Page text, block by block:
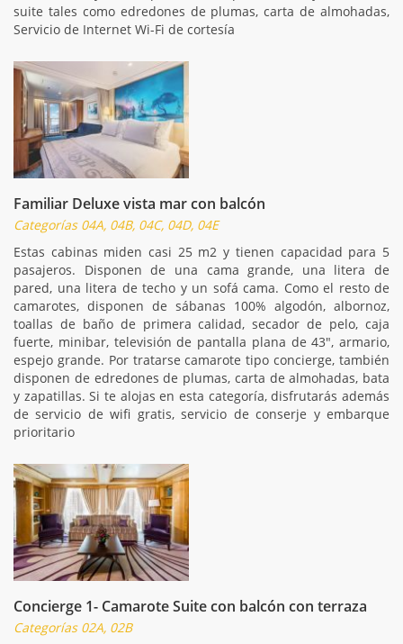
suite tales como edredones de plumas, carta de almohadas,
Servicio de Internet Wi-Fi de cortesía
Familiar Deluxe vista mar con balcón
Categorías 04A, 04B, 04C, 04D, 04E
Estas cabinas miden casi 25 m2 y tienen capacidad para 5
pasajeros. Disponen de una cama grande, una litera de
pared, una litera de techo y un sofá cama. Como el resto de
camarotes, disponen de sábanas 100% algodón, albornoz,
toallas de baño de primera calidad, secador de pelo, caja
fuerte, minibar, televisión de pantalla plana de 43", armario,
espejo grande. Por tratarse camarote tipo concierge, también
disponen de edredones de plumas, carta de almohadas, bata
y zapatillas. Si te alojas en esta categoría, disfrutarás además
de servicio de wifi gratis, servicio de conserje y embarque
prioritario
Concierge 1- Camarote Suite con balcón con terraza
Categorías 02A, 02B